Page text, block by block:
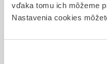
vďaka tomu ich môžeme
Nastavenia cookies
Ochrana osobných údajov